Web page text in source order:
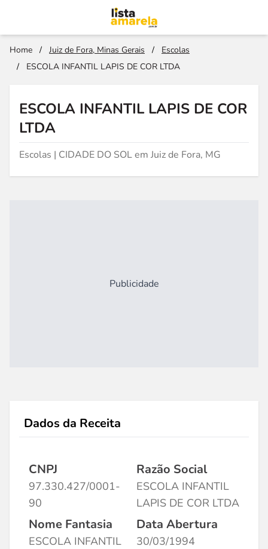
Home / Juiz de Fora, Minas Gerais /
Escolas
/
ESCOLA INFANTIL LAPIS DE COR LTDA
ESCOLA INFANTIL LAPIS DE COR
LTDA
Escolas | CIDADE DO SOL em Juiz de Fora, MG
Publicidade
Dados da Receita
CNPJ
97.330.427/0001-
90
Razão Social
ESCOLA INFANTIL
LAPIS DE COR LTDA
Nome Fantasia
ESCOLA INFANTIL
Data Abertura
30/03/1994